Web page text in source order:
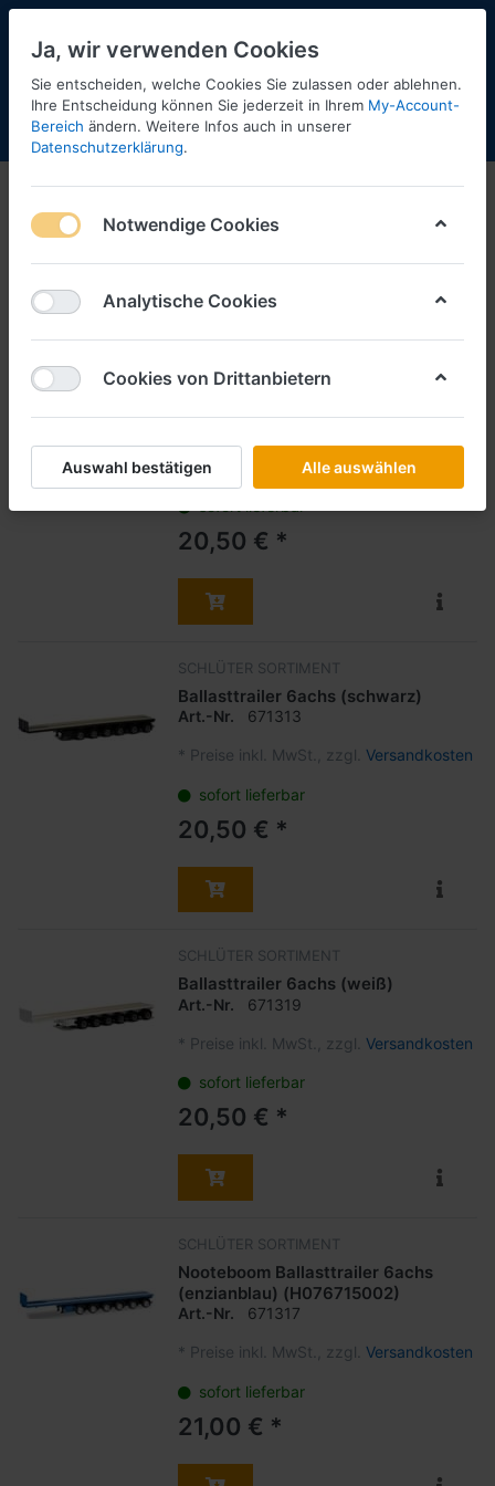
Menü Anmelden Shopaktualisierung
Ballasttrailer
1-4 von
Filtern Sortieren
SCHLÜTER SORTIMENT
* Preise inkl. MwSt., zzgl.Versandkosten
20,50 € *
SCHLÜTER SORTIMENT
Ballasttrailer 6achs (schwarz)
Art.-Nr. 671313
* Preise inkl. MwSt., zzgl. Versandkosten
sofort lieferbar
20,50 € *
SCHLÜTER SORTIMENT
Ballasttrailer 6achs (weiß)
Art.-Nr. 671319
* Preise inkl. MwSt., zzgl. Versandkosten
sofort lieferbar
20,50 € *
SCHLÜTER SORTIMENT
Nooteboom Ballasttrailer 6achs
(enzianblau) (H076715002)
Art.-Nr. 671317
* Preise inkl. MwSt., zzgl. Versandkosten
sofort lieferbar
21,00 € *
Ja, wir verwenden Cookies
Sie entscheiden, welche Cookies Sie zulassen oder ablehnen.
Ihre Entscheidung können Sie jederzeit in Ihrem My-Account-
Bereich ändern. Weitere Infos auch in unserer
Datenschutzerklärung.
Notwendige Cookies
Analytische Cookies
Cookies von Drittanbietern
Auswahl bestätigen Alle auswählen